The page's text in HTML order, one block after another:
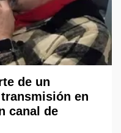
de un
en
canal de